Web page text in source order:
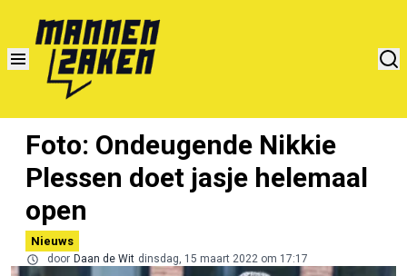
Foto: Ondeugende Nikkie
Plessen doet jasje helemaal
open
Nieuws
door Daan de Wit dinsdag, 15 maart 2022 om 17:17